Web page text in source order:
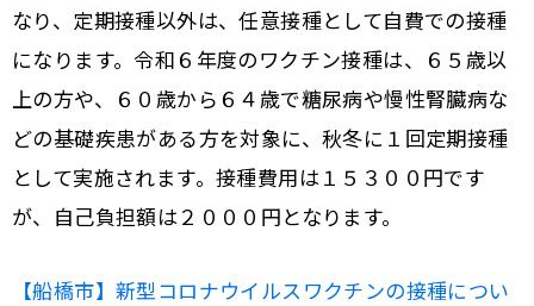
なり、定期接種以外は、任意接種として自費での接種
になります。令和６年度のワクチン接種は、６５歳以
上の方や、６０歳から６４歳で糖尿病や慢性腎臓病な
どの基礎疾患がある方を対象に、秋冬に１回定期接種
として実施されます。接種費用は１５３００円です
が、自己負担額は２０００円となります。
【船橋市】新型コロナウイルスワクチンの接種につい